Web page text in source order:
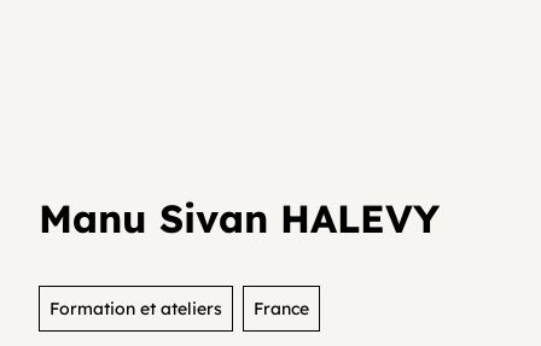
Coopératifs!
Organisme de formation
Manu Sivan HALEVY
Formation et ateliers France